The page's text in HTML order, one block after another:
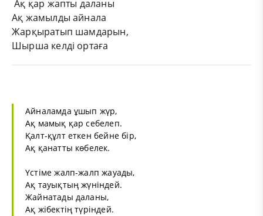
Ақ қар жапты даланы
Ақ жамылды айнала
Жарқыратып шамдарын,
Шырша келді ортаға
Айналамда ұшып жүр,
Ақ мамық қар себелеп.
Қалт-құлт еткен бейне бір,
Ақ қанатты көбелек.
Үстіме жалп-жалп жауады,
Ақ тауықтың жүніндей.
Жайнатады даланы,
Ақ жібектің түріндей.